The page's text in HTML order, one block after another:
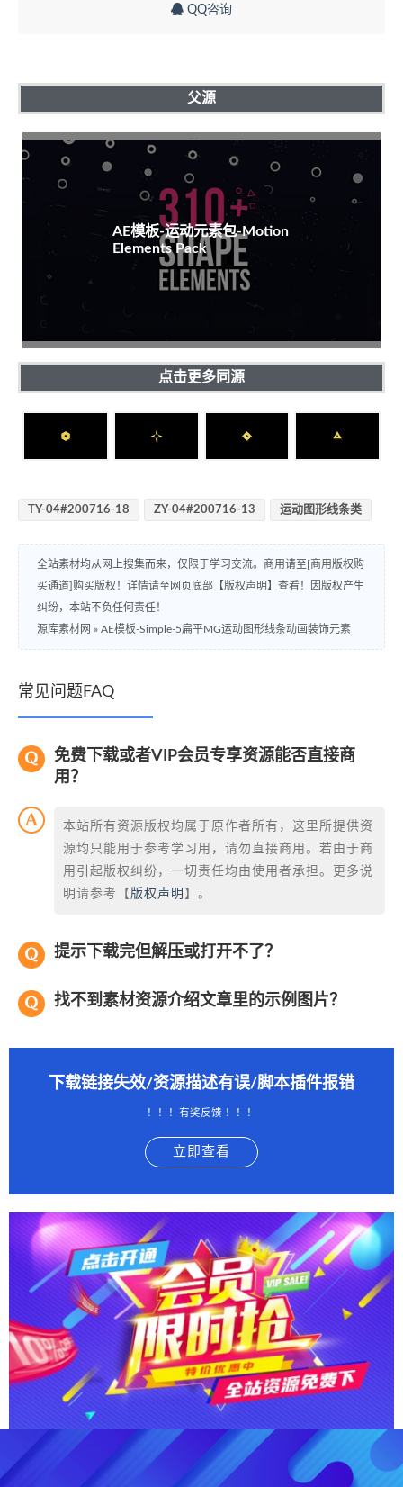
QQ咨询
父源
AE模板-运动元素包-Motion
Elements Pack
点击更多同源
TY-04#200716-18 ZY-04#200716-13 运动图形线条类
全站素材均从网上搜集而来，仅限于学习交流。商用请至[商用版权购
买通道]购买版权！详情请至网页底部【版权声明】查看！因版权产生
纠纷，本站不负任何责任！
源库素材网 » AE模板-Simple-5扁平MG运动图形线条动画装饰元素
常见问题FAQ
免费下载或者VIP会员专享资源能否直接商
用？
本站所有资源版权均属于原作者所有，这里所提供资
源均只能用于参考学习用，请勿直接商用。若由于商
用引起版权纠纷，一切责任均由使用者承担。更多说
明请参考【 版权声明 】。
提示下载完但解压或打开不了？
找不到素材资源介绍文章里的示例图片？
下载链接失效/资源描述有误/脚本插件报错
！！！有奖反馈 ！！！
立即查看